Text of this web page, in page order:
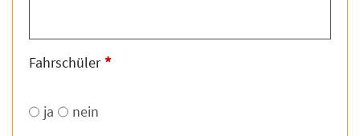
Fahrschüler *
ja nein